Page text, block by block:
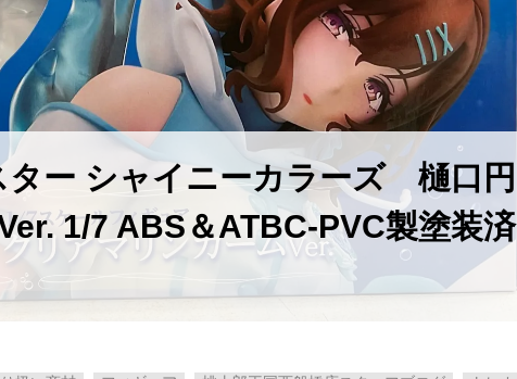
ター ​シャイニーカラーズ 樋口円
​1/7 ​ABS＆ATBC-PVC製塗装済